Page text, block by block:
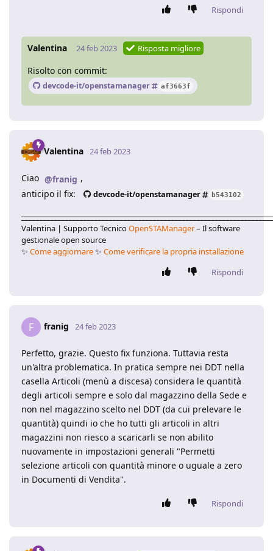
Rispondi
Valentina 24 feb 2023 Risposta migliore
Risolto con commit:
devcode-it/openstamanager af3663f
Valentina 24 feb 2023
Ciao @franig ,
anticipo il fix:
devcode-it/openstamanager b543102
Valentina | Supporto TecnicoOpenSTAManager– Il software
gestionale open source
✨ Come aggiornare✨ Come verificare la propria installazione
Rispondi
F franig 24 feb 2023
Perfetto, grazie. Questo fix funziona. Tuttavia resta
un'altra problematica. In pratica sempre nei DDT nella
casella Articoli (menù a discesa) considera le quantità
degli articoli sempre e solo dal magazzino della Sede e
non nel magazzino scelto nel DDT (da cui prelevare le
quantità) quindi io che ho tutti gli articoli in altri
magazzini non riesco a scaricarli se non abilito
nuovamente in impostazioni generali "Permetti
selezione articoli con quantità minore o uguale a zero
in Documenti di Vendita".
Rispondi